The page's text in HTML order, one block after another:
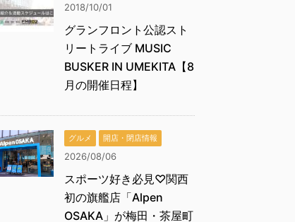
2018/10/01
グランフロント公認スト
リートライブ MUSIC
BUSKER IN UMEKITA【8
月の開催日程】
グルメ 開店・閉店情報
2026/08/06
スポーツ好き必見♡関西
初の旗艦店「Alpen
OSAKA」が梅田・茶屋町